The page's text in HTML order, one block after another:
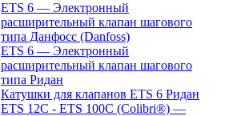
ETS 6 — Электронный
расширительный клапан шагового
типа Данфосс (Danfoss)
ETS 6 — Электронный
расширительный клапан шагового
типа Ридан
Катушки для клапанов ETS 6 Ридан
ETS 12C - ETS 100C (Colibri®) —